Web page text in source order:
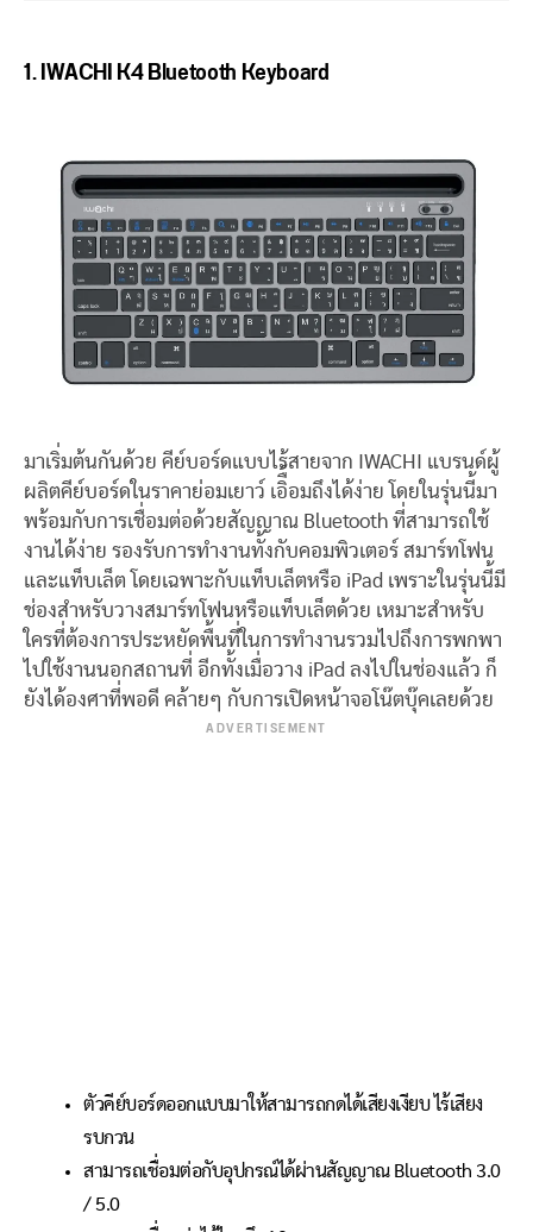
1. IWACHI K4 Bluetooth Keyboard
มาเริ่มต้นกันด้วย คีย์บอร์ดแบบไร้สายจาก IWACHI แบรนด์ผู้
ผลิตคีย์บอร์ดในราคาย่อมเยาว์ เอิื้อมถึงได้ง่าย โดยในรุ่นนี้มา
พร้อมกับการเชื่อมต่อด้วยสัญญาณ Bluetooth ที่สามารถใช้
งานได้ง่าย รองรับการทำงานทั้งกับคอมพิวเตอร์ สมาร์ทโฟน
และแท็บเล็ต โดยเฉพาะกับแท็บเล็ตหรือ iPad เพราะในรุ่นนี้มี
ช่องสำหรับวางสมาร์ทโฟนหรือแท็บเล็ตด้วย เหมาะสำหรับ
ใครที่ต้องการประหยัดพื้นที่ในการทำงานรวมไปถึงการพกพา
ไปใช้งานนอกสถานที่ อีกทั้งเมื่อวาง iPad ลงไปในช่องแล้ว ก็
ยังได้องศาที่พอดี คล้ายๆ กับการเปิดหน้าจอโน๊ตบุ๊คเลยด้วย
ADVERTISEMENT
ตัวคีย์บอร์ดออกแบบมาให้สามารถกดได้เสียงเงียบ ไร้เสียง
รบกวน
สามารถเชื่อมต่อกับอุปกรณ์ได้ผ่านสัญญาณ Bluetooth 3.0
/ 5.0